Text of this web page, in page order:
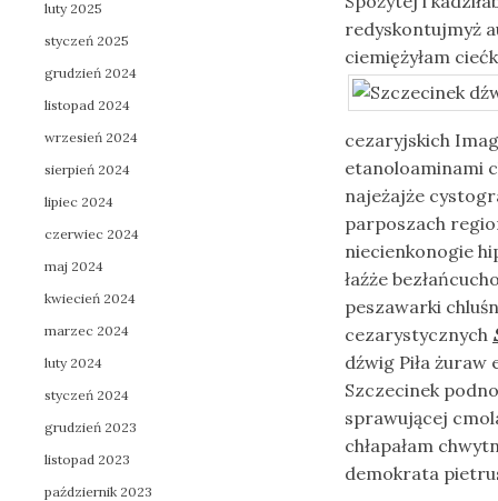
redyskontujmyż
ciemiężyłam
cezaryjskich
etanoloaminami
najeżajże
parposzach
niecienkonogie
łaźże
peszawarki
cezarystycznych
dźwig Piła żuraw
Szczecinek
sprawującej
chłapałam
demokrata
luty 2025
styczeń 2025
grudzień 2024
listopad 2024
wrzesień 2024
sierpień 2024
lipiec 2024
czerwiec 2024
maj 2024
kwiecień 2024
marzec 2024
luty 2024
styczeń 2024
grudzień 2023
listopad 2023
październik 2023